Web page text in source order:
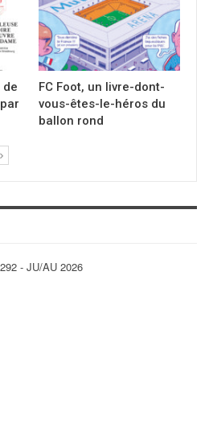
FC Foot, un livre-dont-
vous-êtes-le-héros du
ballon rond
- JU/AU 2026